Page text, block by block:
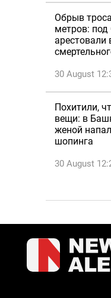
Обрыв
метров:
арестовали
30 August
Похитили,
вещи: в
женой
шопинга
30 August